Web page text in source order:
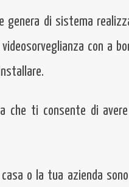
di sistema
con a
che ti consente di
o la tua azienda